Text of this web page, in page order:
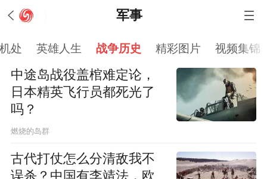
军事
处 英雄人生 战争历史 精彩图片 视频集锦
中途岛战役盖棺难定论，
日本精英飞行员都死光了
吗？
燃烧的岛群
古代打仗怎么分清敌我不
误杀？中国有李靖法，欧